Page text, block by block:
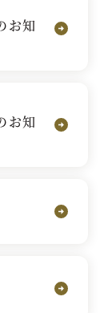
お知
お知